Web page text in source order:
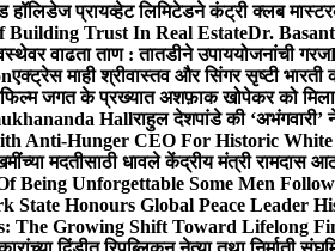
हॉलिडेज प्रायव्हेट लिमिटेडने कंट्री क्लब
Building Trust In Real EstateDr.
वाढता ताण : तातडीने उपाययोजनांची गरज
एक्ट्रेस माही श्रीवास्तव और सिंगर सृष्टी
फिल्म जगत के प्रख्यात अशफ़ाक खोपेकर को मिला
Hallराहुल देशपांडे की
Anti-Hunger CEO For Historic White
मदतीसाठी धावले केंद्रीय मंत्री
Unforgettable Some Men
State Honours Global Peace Leader
The Growing Shift Toward Lifelong